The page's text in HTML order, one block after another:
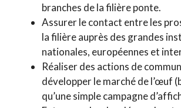
branches de la filière ponte.
Assurer le contact entre les
la filière auprès des grandes
nationales, européennes et
Réaliser des actions de
développer le marché de l’œuf
qu’une simple campagne